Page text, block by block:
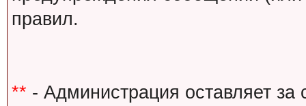
правил.
** - Администрация оставляет